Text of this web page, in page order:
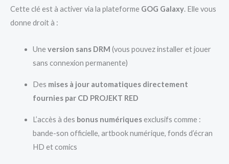
Cette clé est à activer via la plateforme GOG Galaxy. Elle vous
donne droit à :
Uneversion sans DRM (vous pouvez installer et jouer
sans connexion permanente)
Des mises à jour automatiques directement
fournies par CD PROJEKT RED
L’accès à des bonus numériquesexclusifs comme :
bande-son officielle, artbook numérique, fonds d’écran
HD et comics